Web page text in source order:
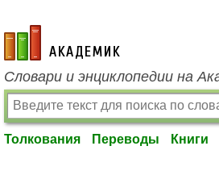
academic.ru
Словари и энциклопедии на
Толкования Переводы Книги